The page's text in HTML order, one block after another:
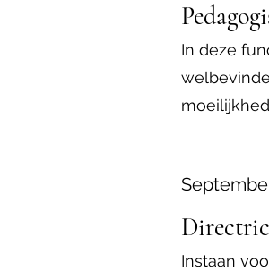
In deze
Instaan